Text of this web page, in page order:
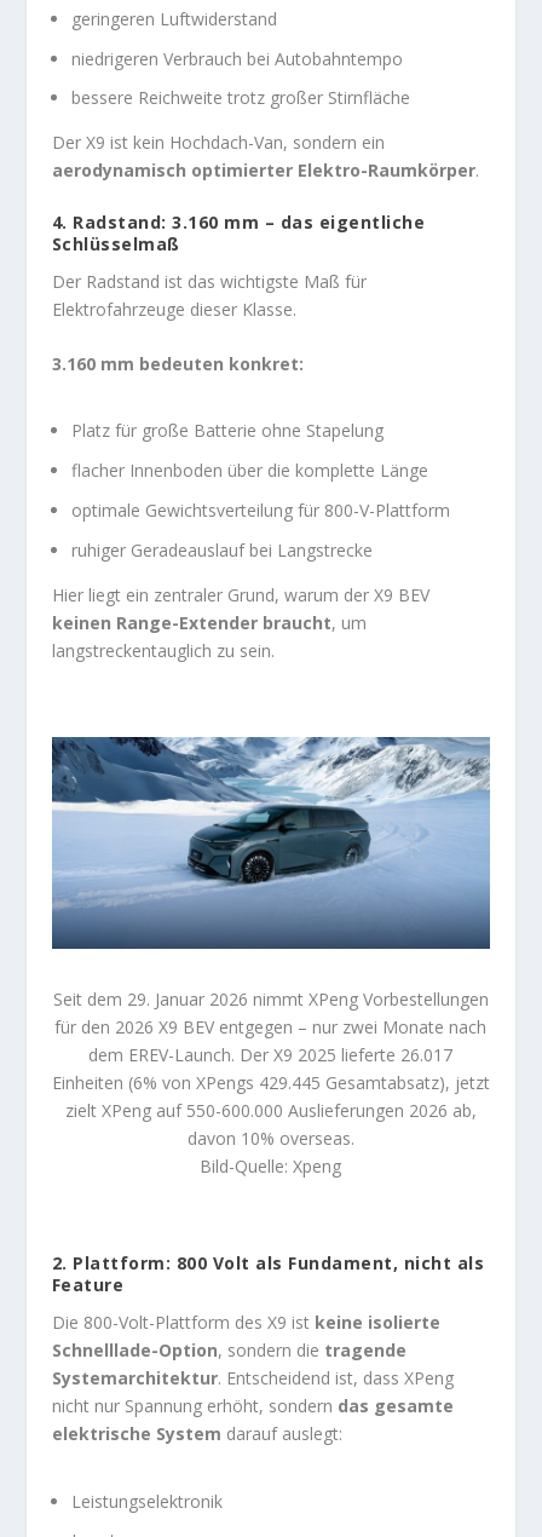
geringeren Luftwiderstand
niedrigeren Verbrauch bei Autobahntempo
bessere Reichweite trotz großer Stirnfläche
Der X9 ist kein Hochdach-Van, sondern ein
aerodynamisch optimierter Elektro-Raumkörper.
4. Radstand: 3.160 mm – das eigentliche
Schlüsselmaß
Der Radstand ist das wichtigste Maß für
Elektrofahrzeuge dieser Klasse.
3.160 mm bedeuten konkret:
Platz für große Batterie ohne Stapelung
flacher Innenboden über die komplette Länge
optimale Gewichtsverteilung für 800-V-Plattform
ruhiger Geradeauslauf bei Langstrecke
Hier liegt ein zentraler Grund, warum der X9 BEV
keinen Range-Extender braucht, um
langstreckentauglich zu sein.
Seit dem 29. Januar 2026 nimmt XPeng Vorbestellungen
für den 2026 X9 BEV entgegen – nur zwei Monate nach
dem EREV-Launch. Der X9 2025 lieferte 26.017
Einheiten (6% von XPengs 429.445 Gesamtabsatz), jetzt
zielt XPeng auf 550-600.000 Auslieferungen 2026 ab,
davon 10% overseas.
Bild-Quelle: Xpeng
2. Plattform: 800 Volt als Fundament, nicht als
Feature
Die 800-Volt-Plattform des X9 ist keine isolierte
Schnelllade-Option, sondern die tragende
Systemarchitektur. Entscheidend ist, dass XPeng
nicht nur Spannung erhöht, sondern das gesamte
elektrische System darauf auslegt:
Leistungselektronik